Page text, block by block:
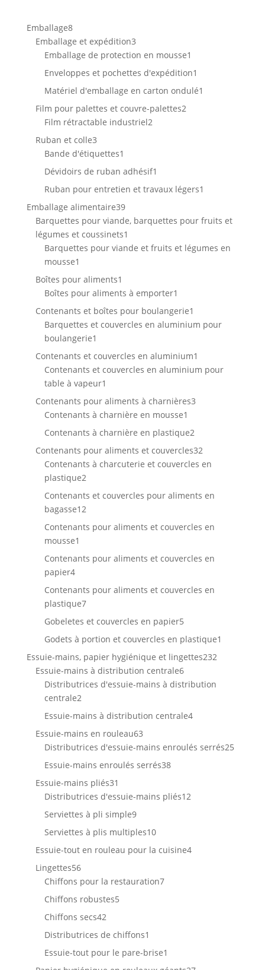
Emballage88
produits
Emballage et expédition33
produits
Emballage de protection en mousse1
produit
Enveloppes et pochettes d'expédition1
produit
Matériel d'emballage en carton ondulé1
Film pour palettes et couvre-palettes22
Film rétractable industriel22
Ruban et colle33
produits
Bande d'étiquettes1
produit
Dévidoirs de ruban adhésif1
produit
Ruban pour entretien et travaux légers1
Emballage alimentaire3939
produits
Barquettes pour viande, barquettes pour fruits et
légumes et coussinets1
produit
Barquettes pour viande et fruits et légumes en
mousse1
produit
Boîtes pour aliments1
produit
Boîtes pour aliments à emporter1
produit
Contenants et boîtes pour boulangerie1
produit
Barquettes et couvercles en aluminium pour
boulangerie1
produit
Contenants et couvercles en aluminium1
produit
Contenants et couvercles en aluminium pour
table à vapeur1
produit
Contenants pour aliments à charnières33
Contenants à charnière en mousse1
produit
Contenants à charnière en plastique22
produits
Contenants pour aliments et couvercles3232
produits
Contenants à charcuterie et couvercles en
plastique22
produits
Contenants et couvercles pour aliments en
bagasse1212
produits
Contenants pour aliments et couvercles en
mousse1
produit
Contenants pour aliments et couvercles en
papier44
produits
Contenants pour aliments et couvercles en
plastique77
produits
Gobeletes et couvercles en papier55
produits
Godets à portion et couvercles en plastique1
Essuie-mains, papier hygiénique et lingettes232232
Essuie-mains à distribution centrale66
produits
Distributrices d'essuie-mains à distribution
centrale22
produits
Essuie-mains à distribution centrale44
Essuie-mains en rouleau6363
produits
Distributrices d'essuie-mains enroulés serrés2525
Essuie-mains enroulés serrés3838
Essuie-mains pliés31
produits
Distributrices d'essuie-mains pliés1212
Serviettes à pli simple99
produits
Serviettes à plis multiples1010
produits
Essuie-tout en rouleau pour la cuisine44
Lingettes5656
produits
Chiffons pour la restauration77
Chiffons robustes55
Chiffons secs4242
produits
Distributrices de chiffons1
produit
Essuie-tout pour le pare-brise1
produit